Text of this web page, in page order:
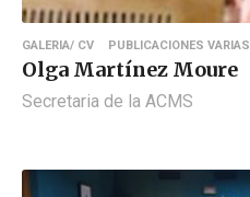
GALERIA/ CV PUBLICACIONES VARIAS
Olga Martínez Moure
Secretaria de la ACMS